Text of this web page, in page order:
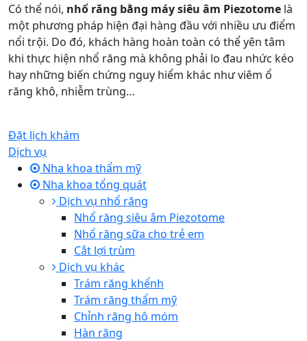
Có thể nói, nhổ răng bằng máy siêu âm Piezotome là
một phương pháp hiện đại hàng đầu với nhiều ưu điểm
nổi trội. Do đó, khách hàng hoàn toàn có thể yên tâm
khi thực hiện nhổ răng mà không phải lo đau nhức kéo
hay những biến chứng nguy hiểm khác như viêm ổ
răng khô, nhiễm trùng…
Đặt lịch khám
Dịch vụ
Nha khoa thẩm mỹ
Nha khoa tổng quát
Dịch vụ nhổ răng
Nhổ răng siêu âm Piezotome
Nhổ răng sữa cho trẻ em
Cắt lợi trùm
Dịch vụ khác
Trám răng khểnh
Trám răng thẩm mỹ
Chỉnh răng hô móm
Hàn răng